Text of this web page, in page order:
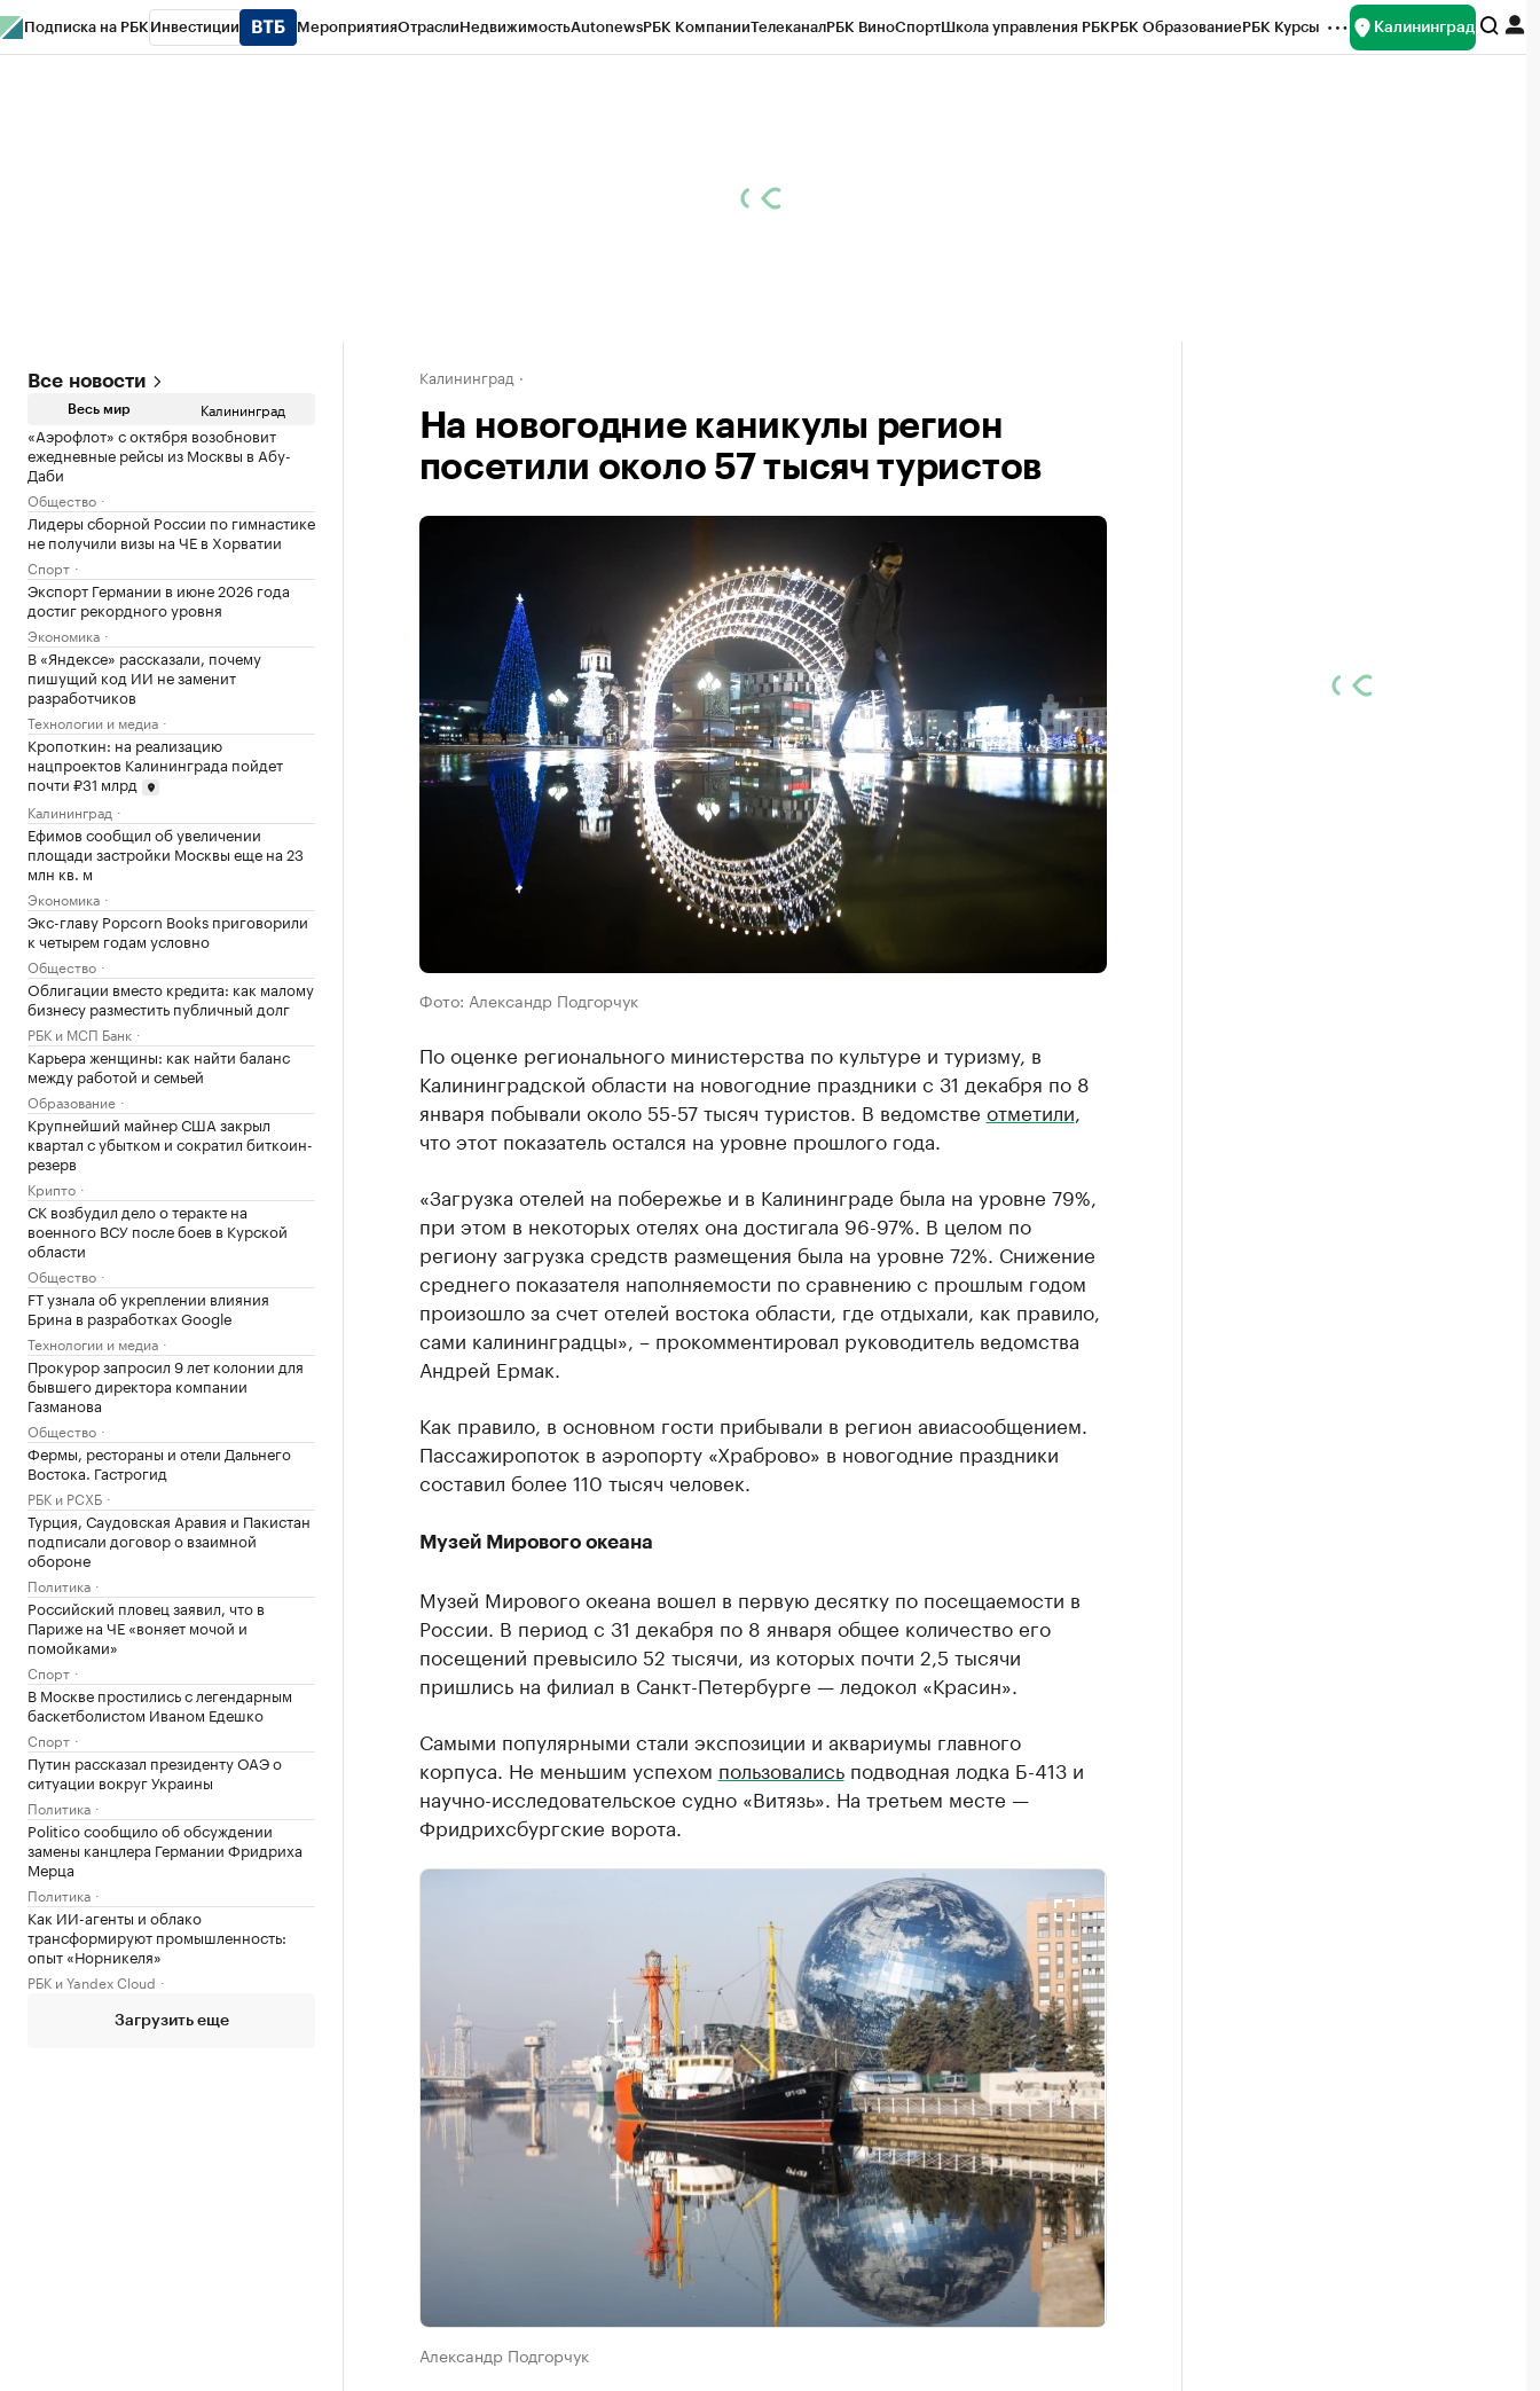
Подписка на РБК Инвестиции МероприятияОтраслиНедвижимостьAutonewsРБК КомпанииТелеканалРБК ВиноСпортШкола управления РБКРБК ОбразованиеРБК Курсы Калининград
Все новости
Весь мир Калининград
«Аэрофлот» с октября возобновит
ежедневные рейсы из Москвы в Абу-
Даби
Общество
Лидеры сборной России по гимнастике
не получили визы на ЧЕ в Хорватии
Спорт
Экспорт Германии в июне 2026 года
достиг рекордного уровня
Экономика
В «Яндексе» рассказали, почему
пишущий код ИИ не заменит
разработчиков
Технологии и медиа
Кропоткин: на реализацию
нацпроектов Калининграда пойдет
почти ₽31 млрд
Калининград
Ефимов сообщил об увеличении
площади застройки Москвы еще на 23
млн кв. м
Экономика
Экс-главу Popcorn Books приговорили
к четырем годам условно
Общество
Облигации вместо кредита: как малому
бизнесу разместить публичный долг
РБК и МСП Банк
Карьера женщины: как найти баланс
между работой и семьей
Образование
Крупнейший майнер США закрыл
квартал с убытком и сократил биткоин-
резерв
Крипто
СК возбудил дело о теракте на
военного ВСУ после боев в Курской
области
Общество
FT узнала об укреплении влияния
Брина в разработках Google
Технологии и медиа
Прокурор запросил 9 лет колонии для
бывшего директора компании
Газманова
Общество
Фермы, рестораны и отели Дальнего
Востока. Гастрогид
РБК и РСХБ
Турция, Саудовская Аравия и Пакистан
подписали договор о взаимной
обороне
Политика
Российский пловец заявил, что в
Париже на ЧЕ «воняет мочой и
помойками»
Спорт
В Москве простились с легендарным
баскетболистом Иваном Едешко
Спорт
Путин рассказал президенту ОАЭ о
ситуации вокруг Украины
Политика
Politico сообщило об обсуждении
замены канцлера Германии Фридриха
Мерца
Политика
Как ИИ-агенты и облако
трансформируют промышленность:
опыт «Норникеля»
РБК и Yandex Cloud
Загрузить еще
Калининград
На новогодние каникулы регион
посетили около 57 тысяч туристов
Фото: Александр Подгорчук
По оценке регионального министерства по культуре и туризму, в
Калининградской области на новогодние праздники с 31 декабря по 8
января побывали около 55-57 тысяч туристов. В ведомстве отметили
что этот показатель остался на уровне прошлого года.
«Загрузка отелей на побережье и в Калининграде была на уровне 79%,
при этом в некоторых отелях она достигала 96-97%. В целом по
региону загрузка средств размещения была на уровне 72%. Снижение
среднего показателя наполняемости по сравнению с прошлым годом
произошло за счет отелей востока области, где отдыхали, как правило,
сами калининградцы», – прокомментировал руководитель ведомства
Андрей Ермак.
Как правило, в основном гости прибывали в регион авиасообщением.
Пассажиропоток в аэропорту «Храброво» в новогодние праздники
составил более 110 тысяч человек.
Музей Мирового океана
Музей Мирового океана вошел в первую десятку по посещаемости в
России. В период с 31 декабря по 8 января общее количество его
посещений превысило 52 тысячи, из которых почти 2,5 тысячи
пришлись на филиал в Санкт-Петербурге — ледокол «Красин».
Самыми популярными стали экспозиции и аквариумы главного
корпуса. Не меньшим успехом пользовалисьподводная лодка Б-413 и
научно-исследовательское судно «Витязь». На третьем месте —
Фридрихсбургские ворота.
Александр Подгорчук